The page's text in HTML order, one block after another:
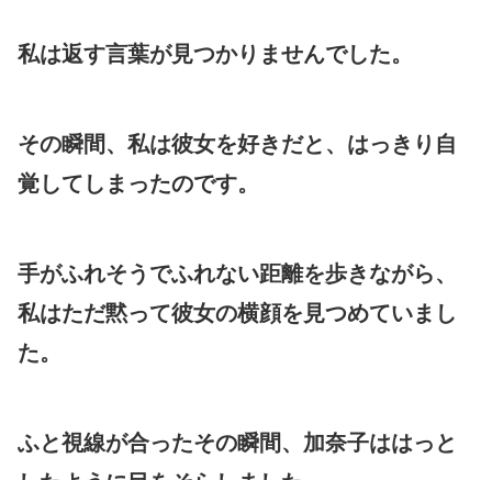
私は返す言葉が見つかりませんでした。
その瞬間、私は彼女を好きだと、はっきり自
覚してしまったのです。
手がふれそうでふれない距離を歩きながら、
私はただ黙って彼女の横顔を見つめていまし
た。
ふと視線が合ったその瞬間、加奈子ははっと